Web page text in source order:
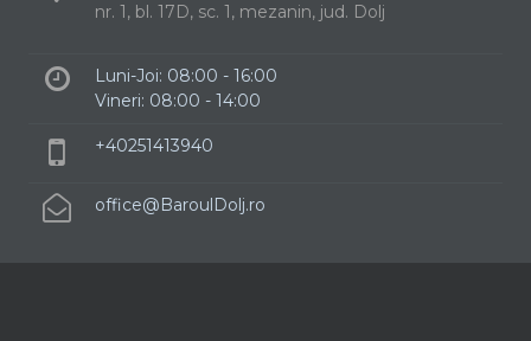
nr. 1, bl. 17D, sc. 1, mezanin, jud. Dolj
Luni-Joi: 08:00 - 16:00
Vineri: 08:00 - 14:00
+40251413940
office@BaroulDolj.ro